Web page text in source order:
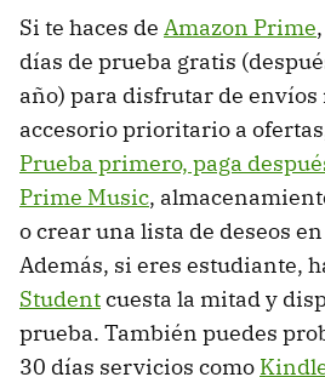
Si te haces de Amazon Prime
días de prueba gratis
año) para disfrutar de
accesorio prioritario a
Prueba primero, paga
Prime Music,
o crear una lista de deseos en
Además, si eres estudiante,
Studentcuesta la mitad y
prueba. También puedes
30 días servicios como